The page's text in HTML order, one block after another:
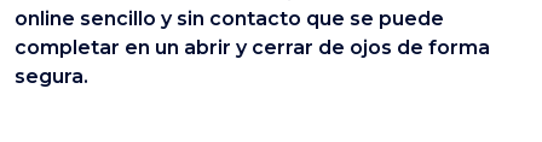
online sencillo y sin contacto que se puede
completar en un abrir y cerrar de ojos de forma
segura.